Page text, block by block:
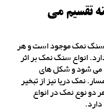
تقسیم می
سنگ نمک موجود است و هر
انواع سنگ نمک بر اثر
می شود و شکل های
نمک دریا نیز از تبخیر
دو نوع نمک در انواع